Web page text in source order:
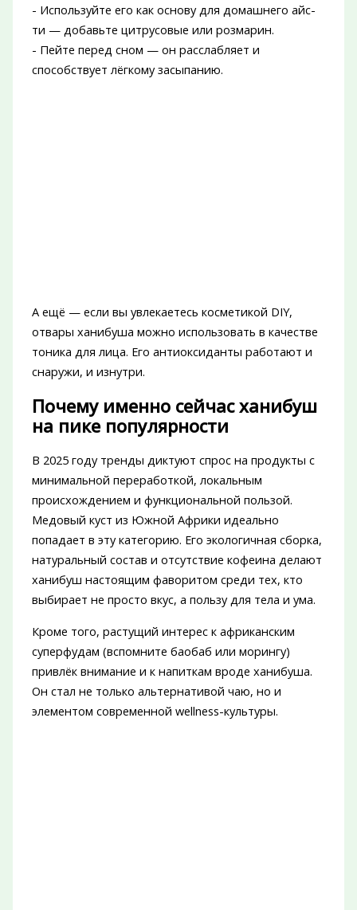
- Используйте его как основу для домашнего айс-
ти — добавьте цитрусовые или розмарин.
- Пейте перед сном — он расслабляет и
способствует лёгкому засыпанию.
А ещё — если вы увлекаетесь косметикой DIY,
отвары ханибуша можно использовать в качестве
тоника для лица. Его антиоксиданты работают и
снаружи, и изнутри.
Почему именно сейчас ханибуш
на пике популярности
В 2025 году тренды диктуют спрос на продукты с
минимальной переработкой, локальным
происхождением и функциональной пользой.
Медовый куст из Южной Африки идеально
попадает в эту категорию. Его экологичная сборка,
натуральный состав и отсутствие кофеина делают
ханибуш настоящим фаворитом среди тех, кто
выбирает не просто вкус, а пользу для тела и ума.
Кроме того, растущий интерес к африканским
суперфудам (вспомните баобаб или морингу)
привлёк внимание и к напиткам вроде ханибуша.
Он стал не только альтернативой чаю, но и
элементом современной wellness-культуры.